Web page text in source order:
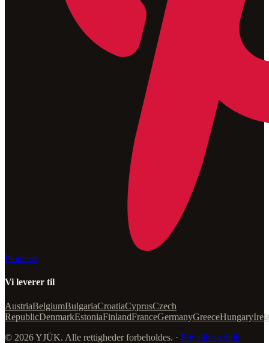
Pinterest
Vi leverer til
AustriaBelgiumBulgariaCroatiaCyprusCzech
RepublicDenmarkEstoniaFinlandFranceGermanyGreeceHungary
© 2026 YJÜK. Alle rettigheder forbeholdes. · Privatlivspolitik